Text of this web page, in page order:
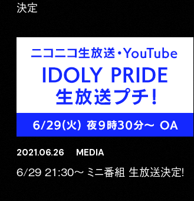
決定
2021.06.26 MEDIA
6/29 21:30〜 ミニ番組 生放送決定！